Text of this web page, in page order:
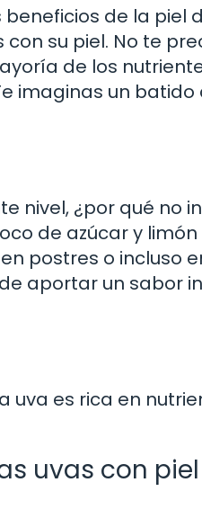
de la piel
su piel. No te
de los
imaginas un
nivel, ¿por qué no
de azúcar y
postres o incluso
aportar un sabor
uva es rica en
uvas con